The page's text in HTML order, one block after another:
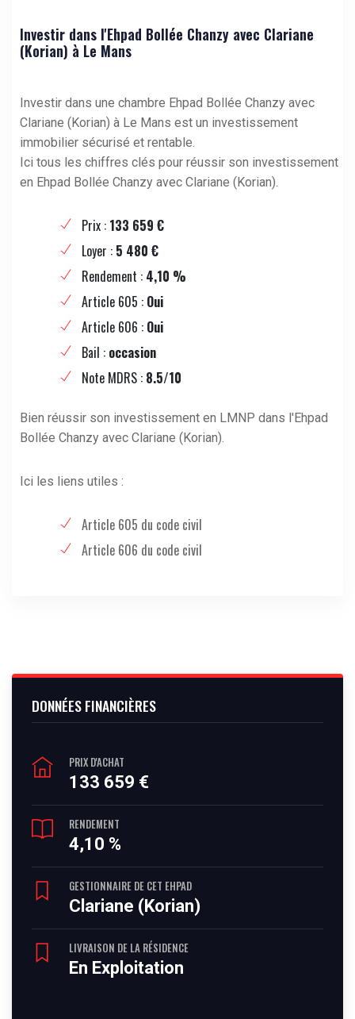
Investir dans l'Ehpad Bollée Chanzy avec Clariane
(Korian) à Le Mans
Investir dans une chambre Ehpad Bollée Chanzy avec
Clariane (Korian) à Le Mans est un investissement
immobilier sécurisé et rentable.
Ici tous les chiffres clés pour réussir son investissement
en Ehpad Bollée Chanzy avec Clariane (Korian).
Prix : 133 659 €
Loyer : 5 480 €
Rendement : 4,10 %
Article 605 : Oui
Article 606 : Oui
Bail : occasion
Note MDRS : 8.5/10
Bien réussir son investissement en LMNP dans l'Ehpad
Bollée Chanzy avec Clariane (Korian).
Ici les liens utiles :
Article 605 du code civil
Article 606 du code civil
DONNÉES FINANCIÈRES
PRIX D'ACHAT
133 659 €
RENDEMENT
4,10 %
GESTIONNAIRE DE CET EHPAD
Clariane (Korian)
LIVRAISON DE LA RÉSIDENCE
En Exploitation